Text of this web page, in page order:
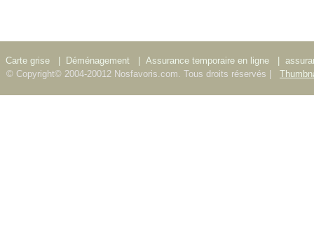
Carte grise Déménagement Assurance temporaire en ligne
© Copyright© 2004-20012 Nosfavoris.com. Tous droits réservés |